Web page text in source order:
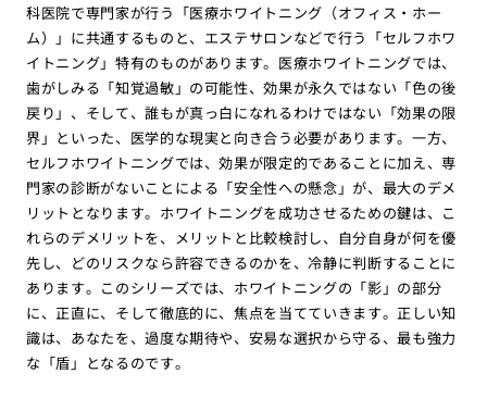
科医院で専門家が行う「医療ホワイトニング（オフィス・ホー
ム）」に共通するものと、エステサロンなどで行う「セルフホワ
イトニング」特有のものがあります。医療ホワイトニングでは、
歯がしみる「知覚過敏」の可能性、効果が永久ではない「色の後
戻り」、そして、誰もが真っ白になれるわけではない「効果の限
界」といった、医学的な現実と向き合う必要があります。一方、
セルフホワイトニングでは、効果が限定的であることに加え、専
門家の診断がないことによる「安全性への懸念」が、最大のデメ
リットとなります。ホワイトニングを成功させるための鍵は、こ
れらのデメリットを、メリットと比較検討し、自分自身が何を優
先し、どのリスクなら許容できるのかを、冷静に判断することに
あります。このシリーズでは、ホワイトニングの「影」の部分
に、正直に、そして徹底的に、焦点を当てていきます。正しい知
識は、あなたを、過度な期待や、安易な選択から守る、最も強力
な「盾」となるのです。